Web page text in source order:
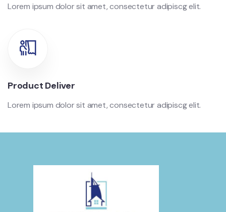
Lorem ipsum dolor sit amet, consectetur adipiscg elit.
Product Deliver
Lorem ipsum dolor sit amet, consectetur adipiscg elit.